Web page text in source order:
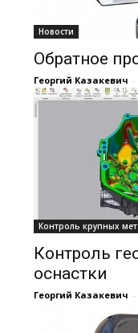
Новости
Обратное
Георгий Казакевич -
Контроль крупных
Контроль
оснастки
Георгий Казакевич -